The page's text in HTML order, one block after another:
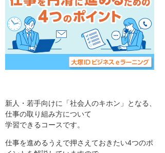
新人・若手向けに「社会人のキホン」となる、
仕事の取り組み方について
学習できるコースです。
仕事を進めるうえで押さえておきたい4つのポ